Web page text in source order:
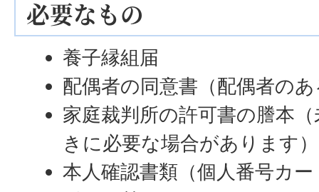
必要なもの
養子縁組届
配偶者の同意書（配偶者の
家庭裁判所の許可書の謄本
きに必要な場合があります）
本人確認書類（個人番号カ